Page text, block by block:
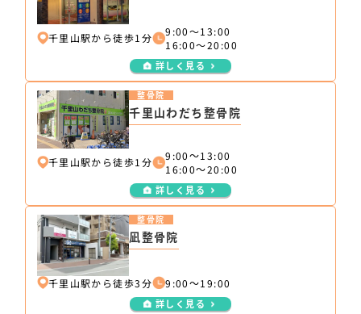
千里山駅から徒歩1分
9:00〜13:00
16:00〜20:00
詳しく見る
千里山わだち整骨院
整骨院
千里山駅から徒歩1分
9:00～13:00
16:00～20:00
詳しく見る
凪整骨院
整骨院
千里山駅から徒歩3分 9:00～19:00
詳しく見る